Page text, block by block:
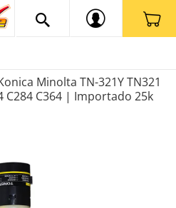
Minolta TN-321Y TN321
C284 C364 | Importado 25k